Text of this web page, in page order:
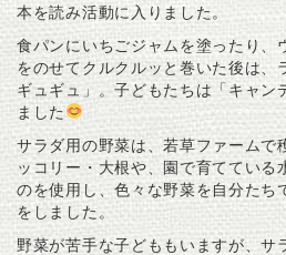
本を読み活動に入りました。
食パンにいちごジャムを塗ったり、
をのせてクルクルッと巻いた後は、
ギュギュ」。子どもたちは「キャン
ました
サラダ用の野菜は、若草ファームで
ッコリー・大根や、園で育てている
のを使用し、色々な野菜を自分たち
をしました。
野菜が苦手な子どももいますが、サ